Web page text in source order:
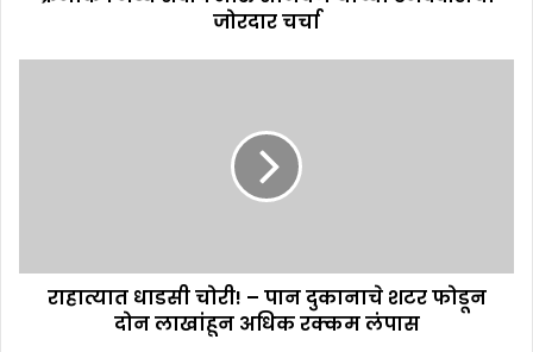
जोरदार चर्चा
राहात्यात धाडसी चोरी! – पान दुकानाचे शटर फोडून
दोन लाखांहून अधिक रक्कम लंपास